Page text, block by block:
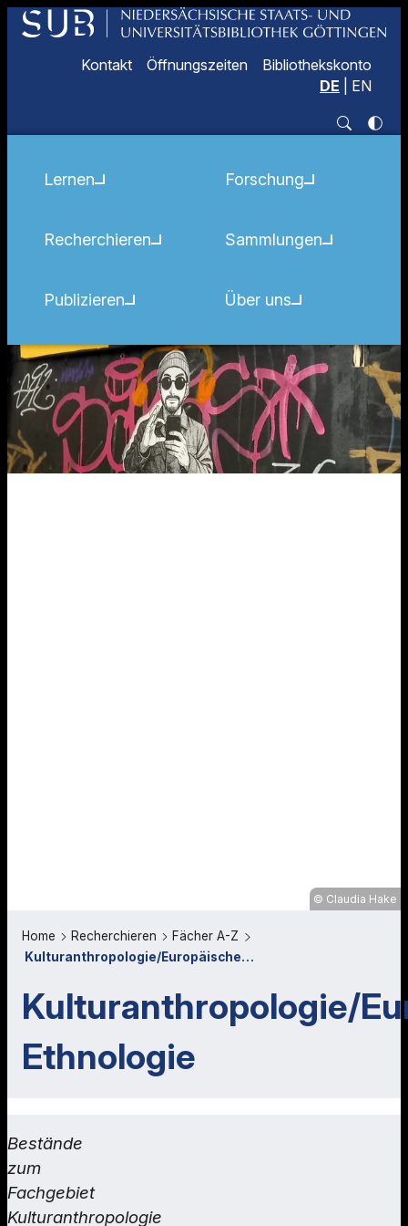
Kontakt Öffnungszeiten
Bibliothekskonto
DE
EN
Lernen
Recherchieren
Publizieren
Forschung
Sammlungen
Über uns
Claudia Hake
Home Recherchieren
Fächer A-Z
Kulturanthropologie/Europäische…
Kulturanthropologie/
Ethnologie
Bestände
zum
Fachgebiet
Kulturanthropologie